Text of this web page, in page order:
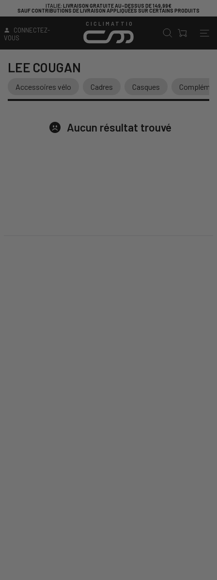
ITALIE: LIVRAISON GRATUITE AU-DESSUS DE 149,99€
SAUF CONTRIBUTIONS DE LIVRAISON APPLIQUÉES SUR CERTAINS PRODUITS
CONNECTEZ-
VOUS
CICLIMATTIO
LEE COUGAN
Accessoires vélo Cadres Casques
Aucun résultat trouvé